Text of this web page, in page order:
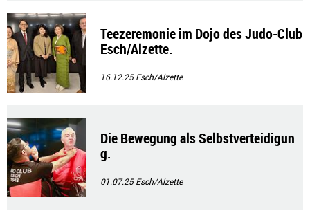
Teezeremonie im Dojo des Judo-Club
Esch/Alzette.
16.12.25Esch/Alzette
Die Bewegung als Selbstverteidigun
g.
01.07.25Esch/Alzette